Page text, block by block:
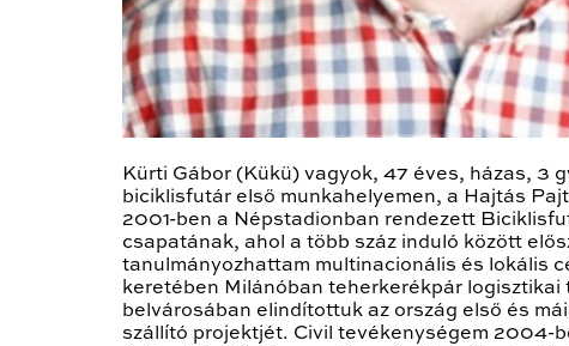
Kürti Gábor (Kükü) vagyok, 47 éves, házas,
biciklisfutár első munkahelyemen, a Hajtás
2001-ben a Népstadionban rendezett
csapatának, ahol a több száz induló között
tanulmányozhattam multinacionális és lokális
keretében Milánóban teherkerékpár
belvárosában elindítottuk az ország első és
szállító projektjét. Civil tevékenységem 2004-